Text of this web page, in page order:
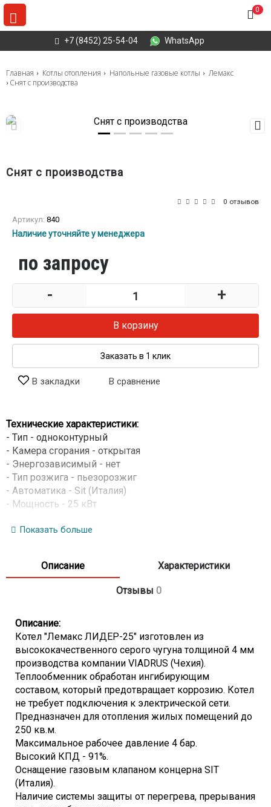
+7 (8452) 25-54-04 WhatsApp
0
Главная Котлы отопления Напольные газовые котлы
Лемакс
Снят с производства
Снят с производства
0 отзывов
Артикул: 840
Наличие уточняйте у менеджера
по запросу
- +
В корзину
Заказать в 1 клик
В закладки В сравнение
Технические характеристики:
- Тип - одноконтурный
- Камера сгорания - открытая
- Энергозависимый - нет
- Тип розжига - пьезорозжиг
- Автоматика - Sit (Италия)
- Мощность - 25 кВт
- Теплообменник - чугунный
- КПД - 91%
- Рабочее давление контура отопления не более - 4 атм.
- Диаметр патрубка системы газоснабжения - G 1/2
- Диаметр патрубка системы отопления - G 2 дюйма
- Диаметр дымохода - 130 мм
- Габариты (ВхШхГ) - 856x495x505 мм
- Вес - 115 кг
Показать больше
Описание Характеристики
Отзывы 0
Описание:
Котел "Лемакс ЛИДЕР-25" изготовлен из
высококачественного серого чугуна толщиной 4 мм
производства компании VIADRUS (Чехия).
Теплообменник обработан ингибирующим
составом, который предотвращает коррозию. Котел
не требует подключения к электрической сети.
Предназначен для отопления жилых помещений до
250 кв.м.
Максимальное рабочее давление 4 бар.
Высокий КПД - 91%.
Оснащение газовым клапаном концерна SIT
(Италия).
Наличие системы защиты от перегрева, прерывания